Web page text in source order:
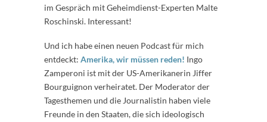
im Gespräch mit Geheimdienst-Experten Malte
Roschinski. Interessant!
Und ich habe einen neuen Podcast für mich
entdeckt: Amerika, wir müssen reden! Ingo
Zamperoni ist mit der US-Amerikanerin Jiffer
Bourguignon verheiratet. Der Moderator der
Tagesthemen und die Journalistin haben viele
Freunde in den Staaten, die sich ideologisch